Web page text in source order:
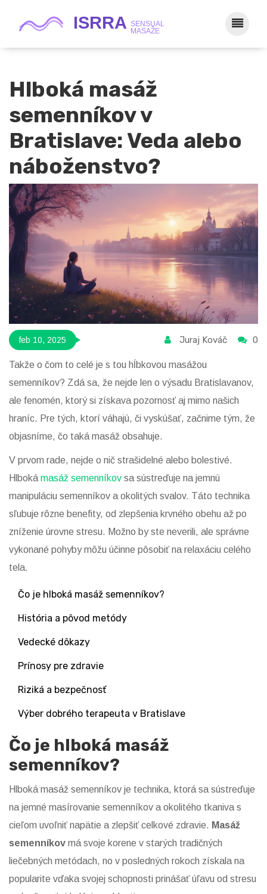
Hlboká masáž
semenníkov v
Bratislave: Veda alebo
náboženstvo?
feb 10, 2025 Juraj Kováč 0
Takže o čom to celé je s tou hĺbkovou masážou
semenníkov? Zdá sa, že nejde len o výsadu Bratislavanov,
ale fenomén, ktorý si získava pozornosť aj mimo našich
hraníc. Pre tých, ktorí váhajú, či vyskúšať, začnime tým, že
objasníme, čo taká masáž obsahuje.
V prvom rade, nejde o nič strašidelné alebo bolestivé.
Hlboká masáž semenníkov sa sústreďuje na jemnú
manipuláciu semenníkov a okolitých svalov. Táto technika
sľubuje rôzne benefity, od zlepšenia krvného obehu až po
zníženie úrovne stresu. Možno by ste neverili, ale správne
vykonané pohyby môžu účinne pôsobiť na relaxáciu celého
tela.
Čo je hlboká masáž semenníkov?
História a pôvod metódy
Vedecké dôkazy
Prínosy pre zdravie
Riziká a bezpečnosť
Výber dobrého terapeuta v Bratislave
Čo je hlboká masáž
semenníkov?
Hlboká masáž semenníkov je technika, ktorá sa sústreďuje
na jemné masírovanie semenníkov a okolitého tkaniva s
cieľom uvoľniť napätie a zlepšiť celkové zdravie. Masáž
semenníkov má svoje korene v starých tradičných
liečebných metódach, no v posledných rokoch získala na
popularite vďaka svojej schopnosti prinášať úľavu od stresu